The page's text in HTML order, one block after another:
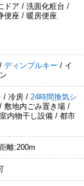
ドア / 洗面化粧台 /
便座 / 暖房便座
/ ディンプルキー / イ
/ 冷房 / 24時間換気シ
敷地内ごみ置き場 /
内物干し設備 / 都市
離:200m